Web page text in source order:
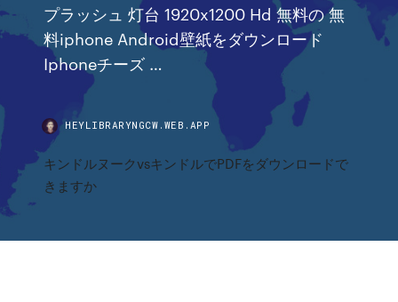
プラッシュ 灯台 1920x1200 Hd 無料の 無
料iphone Android壁紙をダウンロード
Iphoneチーズ …
HEYLIBRARYNGCW.WEB.APP
キンドルヌークvsキンドルでPDFをダウンロードで
きますか